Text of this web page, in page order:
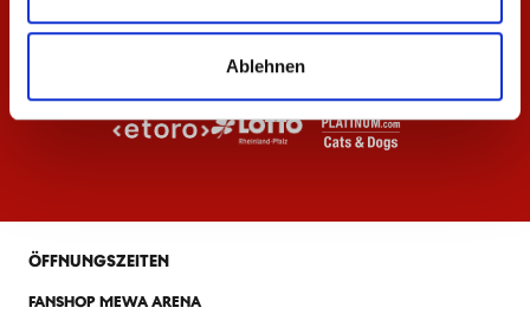
Ablehnen
ÖFFNUNGSZEITEN
FANSHOP MEWA ARENA